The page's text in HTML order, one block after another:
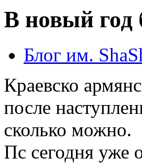
В новый год
Блог им.
Краевско
после
сколько можно.
Пс сегодня уже